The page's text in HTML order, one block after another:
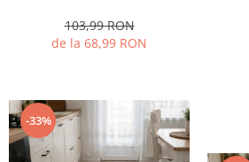
103,99 RON
de la 68,99 RON
-33%